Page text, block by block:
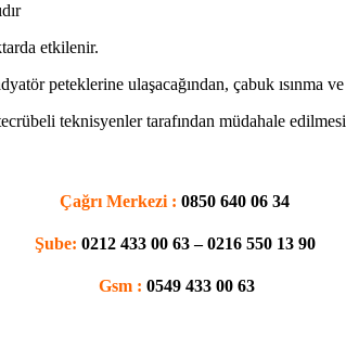
etkilenir.
peteklerine ulaşacağından, çabuk ısınma
teknisyenler tarafından müdahale
Çağrı Merkezi : 0850 640 06 34
Şube: 0212 433 00 63 – 0216 550 13 90
Gsm : 0549 433 00 63